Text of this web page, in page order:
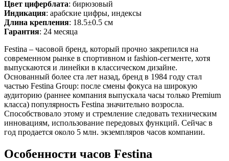
Цвет циферблата: бирюзовый
Индикация: арабские цифры, индексы
Длина крепления: 18.5±0.5 см
Гарантия: 24 месяца
Festina – часовой бренд, который прочно закрепился на
современном рынке в спортивном и fashion-сегменте, хотя
выпускаются и линейки в классическом дизайне.
Основанный более ста лет назад, бренд в 1984 году стал
частью Festina Group: после смены фокуса на широкую
аудиторию (раннее компания выпускала часы только Premium
класса) популярность Festina значительно возросла.
Способствовало этому и стремление следовать техническим
инновациям, использование передовых функций. Сейчас в
год продается около 5 млн. экземпляров часов компании.
Особенности часов Festina